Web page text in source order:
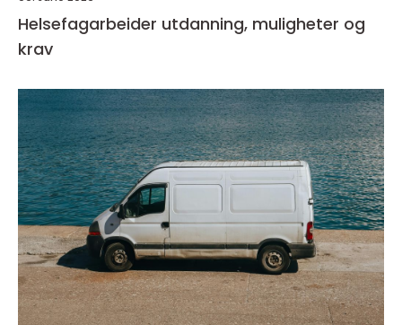
Helsefagarbeider utdanning, muligheter og
krav